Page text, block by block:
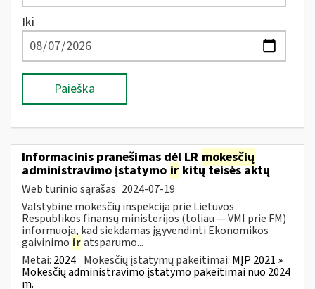
Iki
Paieška
Informacinis pranešimas dėl LR mokesčių
administravimo įstatymo ir kitų teisės aktų
Web turinio sąrašas 2024-07-19
Valstybinė mokesčių inspekcija prie Lietuvos
Respublikos finansų ministerijos (toliau — VMI prie FM)
informuoja, kad siekdamas įgyvendinti Ekonomikos
gaivinimo iratsparumo...
Metai: 2024 Mokesčių įstatymų pakeitimai: MĮP 2021 »
Mokesčių administravimo įstatymo pakeitimai nuo 2024
m.